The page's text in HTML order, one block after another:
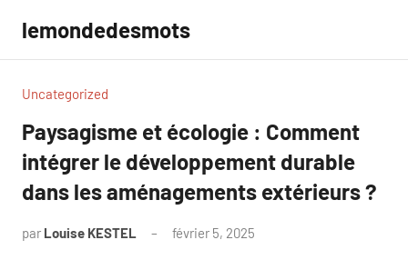
contenu
lemondedesmots
Uncategorized
Paysagisme et écologie : Comment
intégrer le développement durable
dans les aménagements extérieurs ?
par Louise KESTEL février 5, 2025